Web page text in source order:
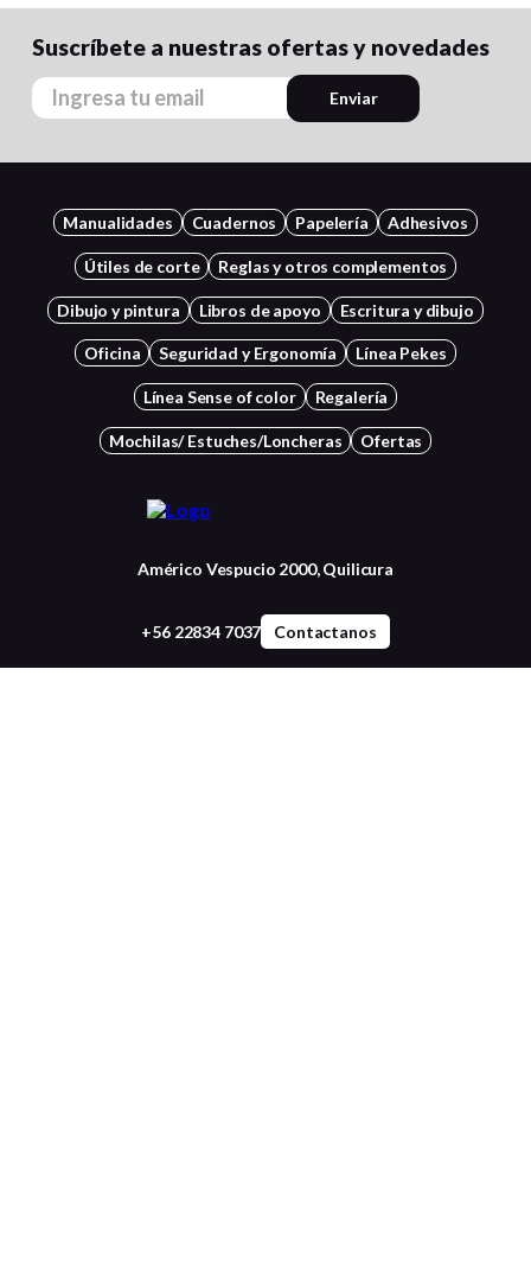
Suscríbete a nuestras ofertas y novedades
Enviar
Manualidades Cuadernos Papelería Adhesivos
Útiles de corte Reglas y otros complementos
Dibujo y pintura Libros de apoyo Escritura y dibujo
Oficina Seguridad y Ergonomía Línea Pekes
Línea Sense of color Regalería
Mochilas/ Estuches/Loncheras Ofertas
Américo Vespucio 2000, Quilicura
+56 22834 7037 Contactanos